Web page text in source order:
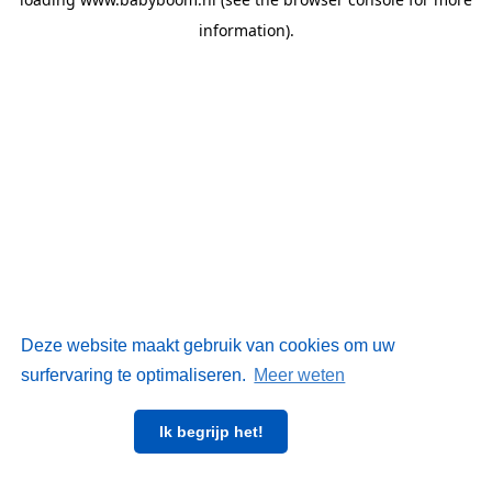
Deze website maakt gebruik van cookies om uw
surfervaring te optimaliseren. Meer weten
Ik begrijp het!
information).